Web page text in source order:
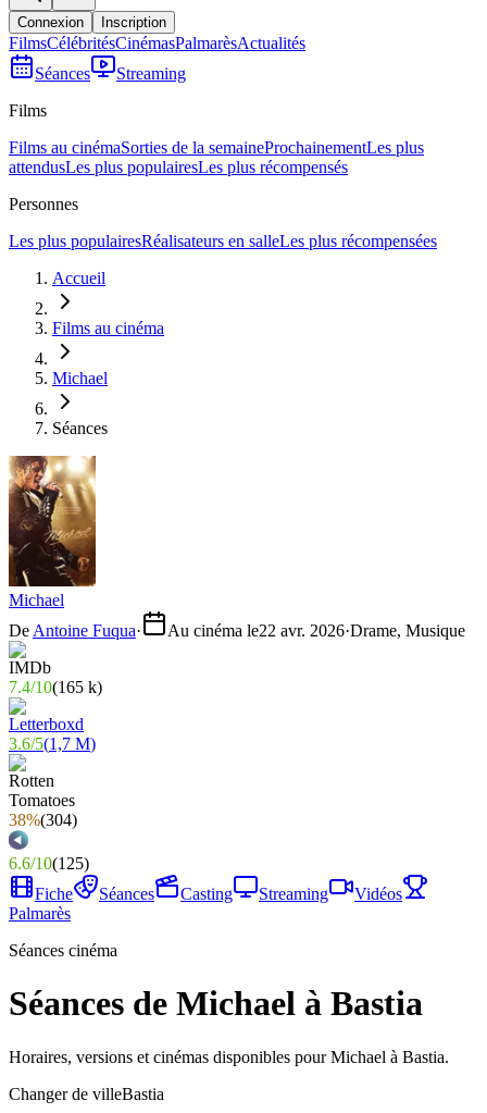
Connexion Inscription
FilmsCélébritésCinémasPalmarèsActualités
Séances
Streaming
Films
Films au cinémaSorties de la semaineProchainementLes plus
attendusLes plus populairesLes plus récompensés
Personnes
Les plus populairesRéalisateurs en salleLes plus récompensées
Accueil
Films au cinéma
Michael
Séances
Michael
De Antoine Fuqua· Au cinéma le22 avr. 2026·Drame, Musique
7.4/10(165 k)
3.6/5(1,7 M)
38%(304)
6.6/10(125)
Fiche
Séances Casting Streaming
Vidéos
Palmarès
Séances cinéma
Séances de Michael à Bastia
Horaires, versions et cinémas disponibles pour Michael à Bastia.
Changer de villeBastia